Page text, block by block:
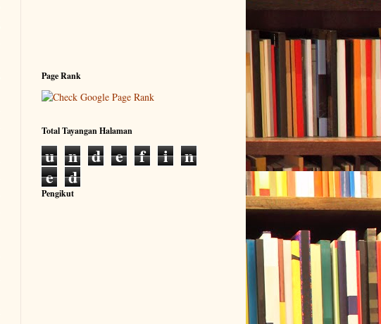
Page Rank
Total Tayangan Halaman
u n d e f i
n
e d
Pengikut